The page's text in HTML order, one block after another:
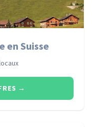
en Suisse
→